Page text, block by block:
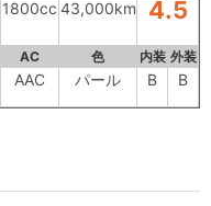
1800cc 43,000km 4.5
AC 色 内装 外装
AAC パール B B